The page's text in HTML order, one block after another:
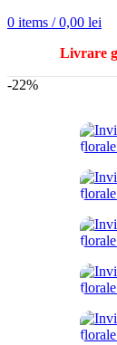
0 items / 0,00 lei
Livrare
-22%